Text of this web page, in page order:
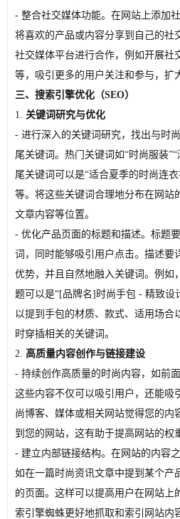
- 整合社交媒体功能。在网站上添加
将喜欢的产品或内容分享到自己的社
社交媒体平台进行合作，例如开展社
等，吸引更多的用户关注和参与，扩
三、搜索引擎优化（SEO）
1. 关键词研究与优化
- 进行深入的关键词研究，找出与时
尾关键词。热门关键词如“时尚服装
尾关键词可以是“适合夏季的时尚连
等。将这些关键词合理地分布在网站
文章内容等位置。
- 优化产品页面的标题和描述。标题
词，同时能够吸引用户点击。描述要
优势，并且自然地融入关键词。例如
题可以是“[品牌名]时尚手包 - 精致设
以提到手包的材质、款式、适用场合
时穿插相关的关键词。
2. 高质量内容创作与链接建设
- 持续创作高质量的时尚内容，如前
这些内容不仅可以吸引用户，还能吸
尚博客、媒体或相关网站觉得您的内
到您的网站，这有助于提高网站的权
- 建立内部链接结构。在网站的内容
如在一篇时尚资讯文章中提到某个产
的页面。这样可以提高用户在网站上
索引擎蜘蛛更好地抓取和索引网站内